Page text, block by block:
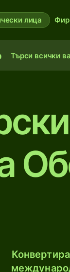
лица
Търси всички